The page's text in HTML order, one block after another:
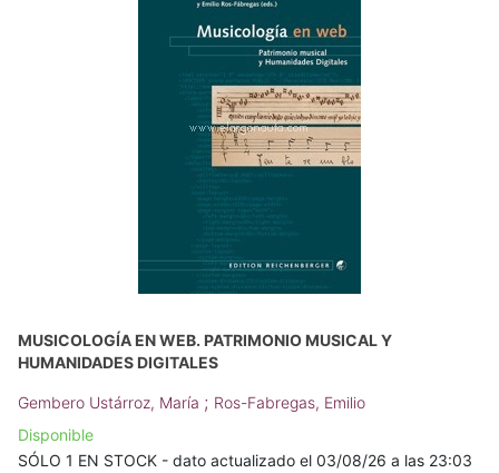
MUSICOLOGÍA EN WEB. PATRIMONIO MUSICAL Y
HUMANIDADES DIGITALES
Gembero Ustárroz, María ; Ros-Fabregas, Emilio
Disponible
SÓLO 1 EN STOCK - dato actualizado el 03/08/26 a las 23:03